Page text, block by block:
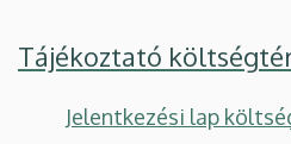
Tájékoztató
Jelentkezési lap